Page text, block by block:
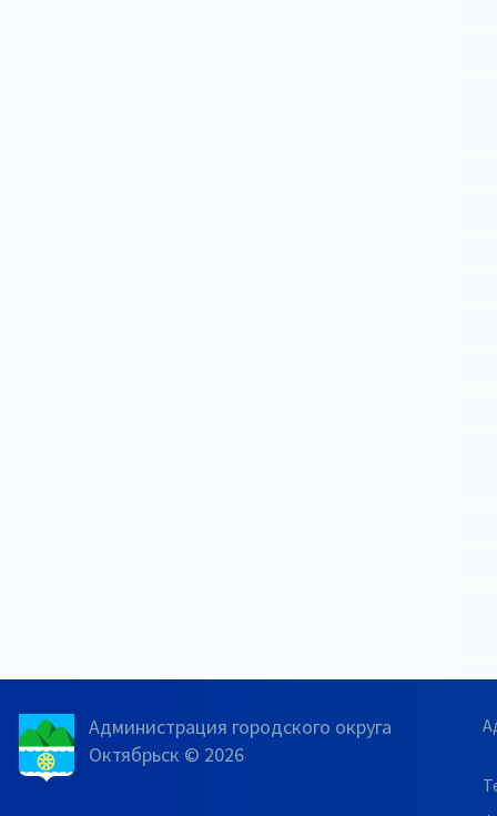
Администрация городского округа
Октябрьск © 2026